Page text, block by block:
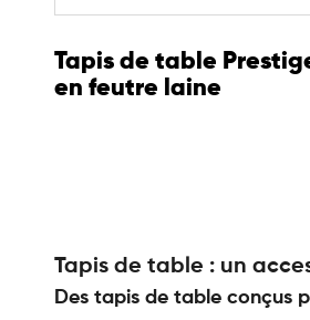
Tapis de table
en feutre laine
Tapis de table : un
Des tapis de table conçus